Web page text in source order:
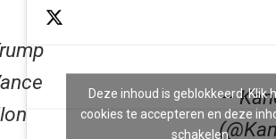
—
Deze inhoud is geblokkeerd. Klik
cookies te accepteren en deze
schakelen